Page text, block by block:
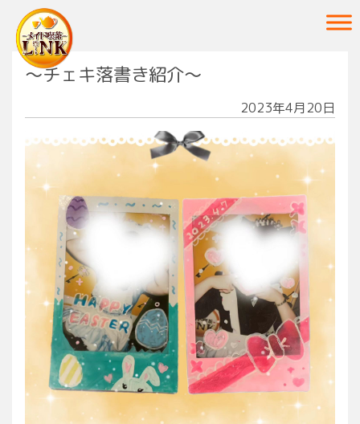
Main Navigation
〜チェキ落書き紹介〜⁡
2023年4月20日